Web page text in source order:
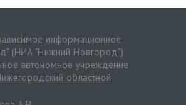
информационное
(НИА "Нижний Новгород")
автономное учреждение
областной